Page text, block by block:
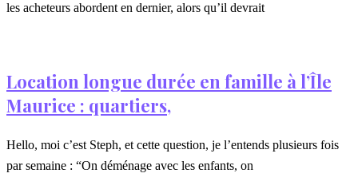
les acheteurs abordent en dernier, alors qu’il devrait
Location longue durée en famille à l’Île
Maurice : quartiers,
Hello, moi c’est Steph, et cette question, je l’entends plusieurs fois
par semaine : “On déménage avec les enfants, on